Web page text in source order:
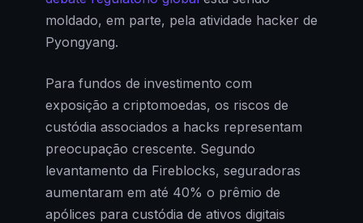
moldado, em parte, pela atividade hacker de
Pyongyang.
Para fundos de investimento com
exposição a criptomoedas, os riscos de
custódia associados a hacks representam
preocupação crescente. Segundo
levantamento da Fireblocks, seguradoras
aumentaram em até 40% o prêmio de
apólices para custódia de ativos digitais